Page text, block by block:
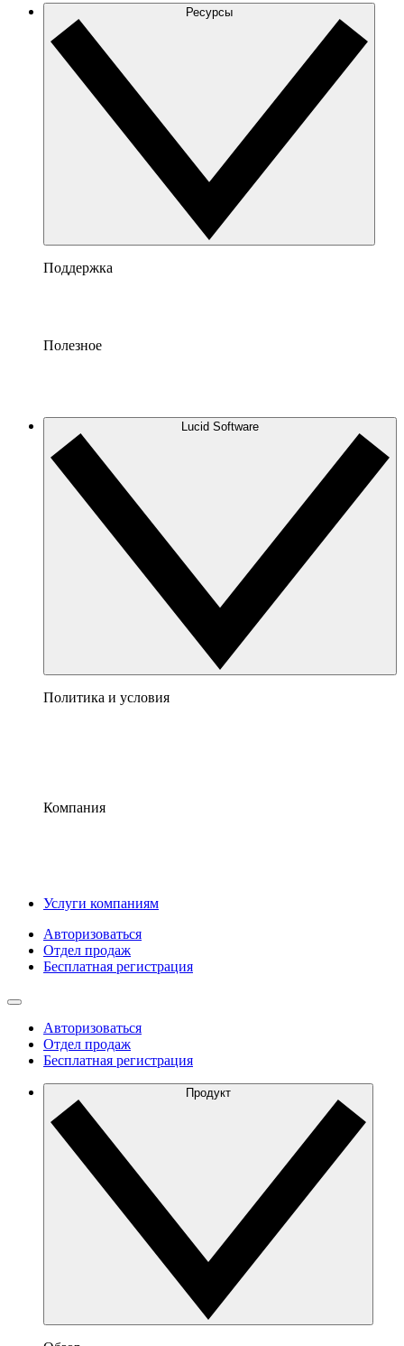
Ресурсы
Поддержка
Полезное
Lucid Software
Политика и условия
Компания
Услуги компаниям
Авторизоваться
Отдел продаж
Бесплатная регистрация
Авторизоваться
Отдел продаж
Бесплатная регистрация
Продукт